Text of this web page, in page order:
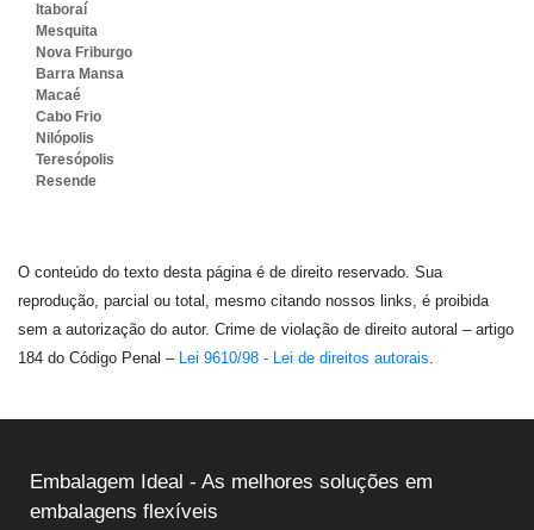
Itaboraí
Mesquita
Nova Friburgo
Barra Mansa
Macaé
Cabo Frio
Nilópolis
Teresópolis
Resende
O conteúdo do texto desta página é de direito reservado. Sua
reprodução, parcial ou total, mesmo citando nossos links, é proibida
sem a autorização do autor. Crime de violação de direito autoral – artigo
184 do Código Penal – Lei 9610/98 - Lei de direitos autorais.
Embalagem Ideal - As melhores soluções em
embalagens flexíveis